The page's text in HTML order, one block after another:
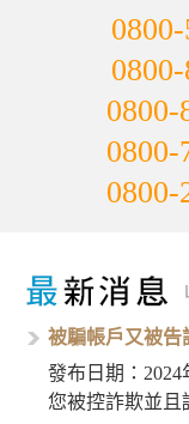
0800-
0800-
0800-
被騙帳戶又被告
發布日期：
您被控詐欺並且